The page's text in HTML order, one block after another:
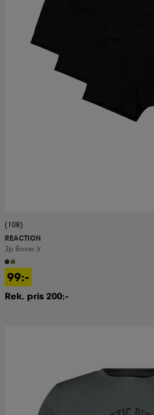
(108)
REACTION
3p Boxer Jr
99:-
Rek. pris 200:-